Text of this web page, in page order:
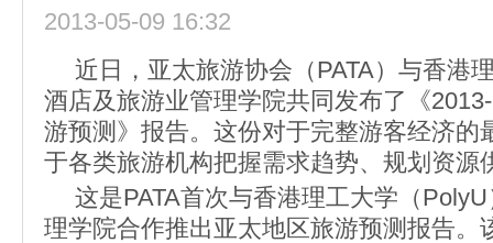
2013-05-09 16:32
近日，亚太旅游协会（PATA）与香港
酒店及旅游业管理学院共同发布了《
游预测》报告。这份对于完整游客经济的
于各类旅游机构把握需求趋势、规划资源
这是PATA首次与香港理工大学（
理学院合作推出亚太地区旅游预测报告。